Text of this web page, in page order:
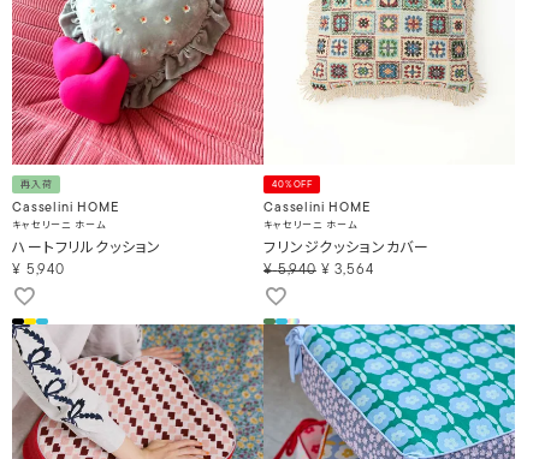
再入荷
Casselini HOME
キャセリーニ ホーム
ハートフリルクッション
¥ 5,940
40%OFF
Casselini HOME
キャセリーニ ホーム
フリンジクッションカバー
¥ 5,940 ¥ 3,564